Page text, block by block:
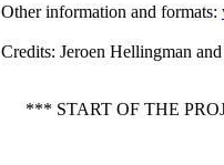
Other information and formats:
Credits: Jeroen Hellingman
*** START OF THE